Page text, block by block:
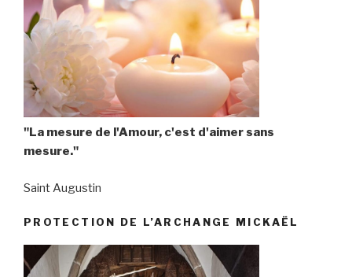
"La mesure de l'Amour, c'est d'aimer sans
mesure."
Saint Augustin
PROTECTION DE L’ARCHANGE MICKAËL